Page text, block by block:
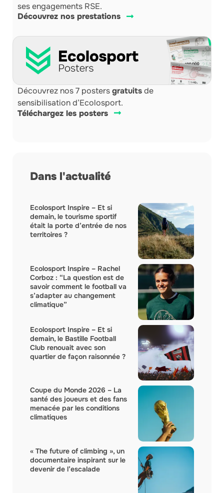
ses engagements RSE.
Découvrez nos prestations
Découvrez nos 7 postersgratuitsde
sensibilisation d’Ecolosport.
Téléchargez les posters
Dans l'actualité
Ecolosport Inspire – Et si
demain, le tourisme sportif
était la porte d’entrée de nos
territoires ?
Ecolosport Inspire – Rachel
Corboz : “La question est de
savoir comment le football va
s’adapter au changement
climatique”
Ecolosport Inspire – Et si
demain, le Bastille Football
Club renouait avec son
quartier de façon raisonnée ?
Coupe du Monde 2026 – La
santé des joueurs et des fans
menacée par les conditions
climatiques
« The future of climbing », un
documentaire inspirant sur le
devenir de l’escalade